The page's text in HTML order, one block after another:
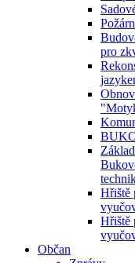
pro
Hřiště
Hřiště
Občan